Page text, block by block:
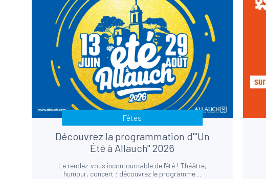
Fêtes
Découvrez la programmation d'"Un
Été à Allauch" 2026
Le rendez-vous incontournable de l'été ! Théâtre,
humour, concert : découvrez le programme...